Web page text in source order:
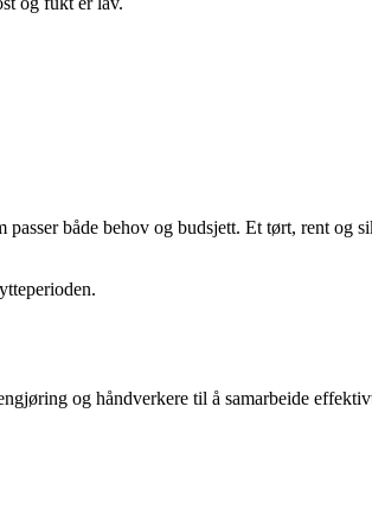
både behov og budsjett. Et tørt, rent og
og håndverkere til å samarbeide